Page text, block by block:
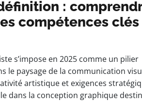
:
compétences clés
s’impose en 2025 comme un pilier
le paysage de la communication
artistique et exigences
dans la conception graphique